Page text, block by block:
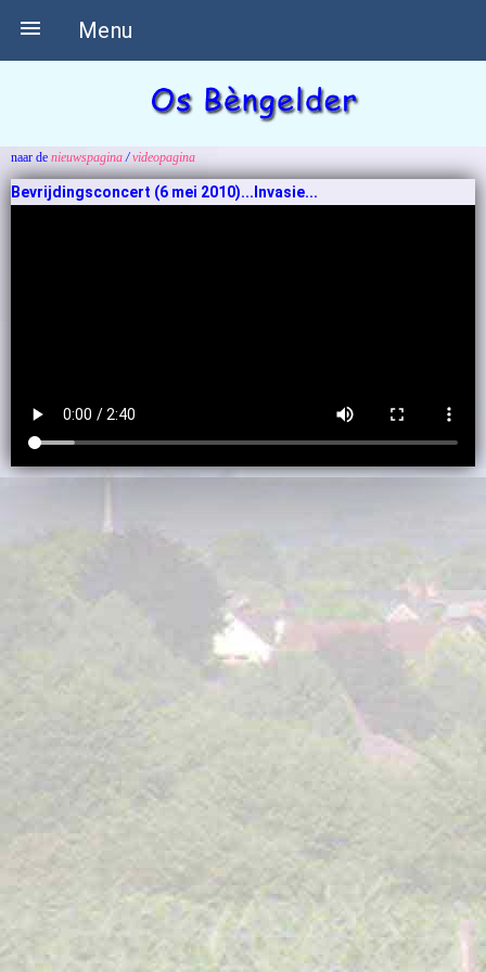
Menu

naar de nieuwspagina/videopagina
Bevrijdingsconcert (6 mei 2010)...Invasie...